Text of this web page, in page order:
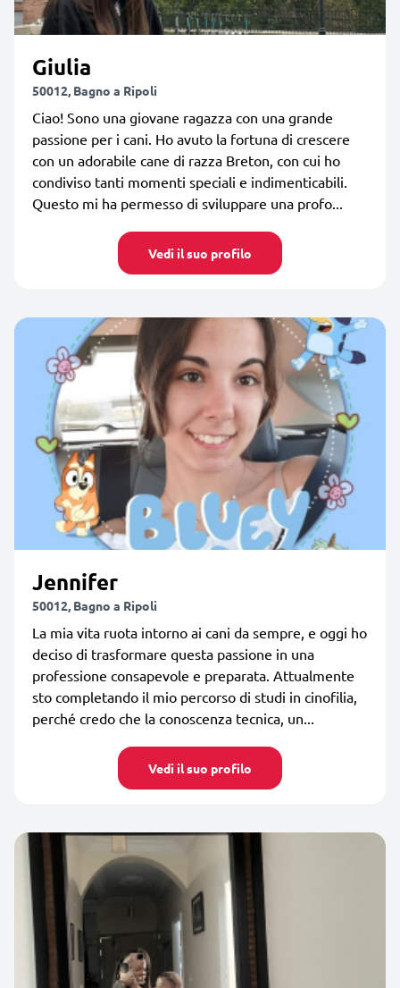
Giulia
50012, Bagno a Ripoli
Ciao! Sono una giovane ragazza con una grande
passione per i cani. Ho avuto la fortuna di crescere
con un adorabile cane di razza Breton, con cui ho
condiviso tanti momenti speciali e indimenticabili.
Questo mi ha permesso di sviluppare una profo...
Vedi il suo profilo
Jennifer
50012, Bagno a Ripoli
La mia vita ruota intorno ai cani da sempre, e oggi ho
deciso di trasformare questa passione in una
professione consapevole e preparata. Attualmente
sto completando il mio percorso di studi in cinofilia,
perché credo che la conoscenza tecnica, un...
Vedi il suo profilo